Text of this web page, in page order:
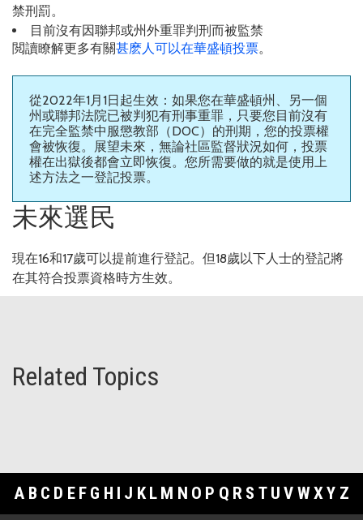
禁刑罰。
目前沒有因聯邦或州外重罪判刑而被監禁
閲讀瞭解更多有關甚麽人可以在華盛頓投票。
從2022年1月1日起生效：如果您在華盛頓州、另一個
州或聯邦法院已被判犯有刑事重罪，只要您目前沒有
在完全監禁中服懲教部（DOC）的刑期，您的投票權
會被恢復。展望未來，無論社區監督狀況如何，投票
權在出獄後都會立即恢復。您所需要做的就是使用上
述方法之一登記投票。
未來選民
現在16和17歲可以提前進行登記。但18歲以下人士的登記將
在其符合投票資格時方生效。
Related Topics
A B C D E F G H I J K L M N O P Q R S T U V WXY Z